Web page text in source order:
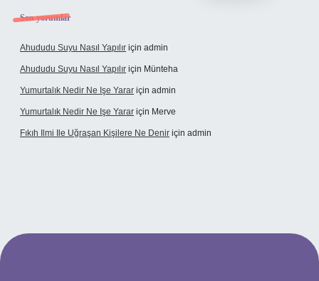
Son yorumlar
Ahududu Suyu Nasıl Yapılır için admin
Ahududu Suyu Nasıl Yapılır için Münteha
Yumurtalık Nedir Ne Işe Yarar için admin
Yumurtalık Nedir Ne Işe Yarar için Merve
Fıkıh Ilmi Ile Uğraşan Kişilere Ne Denir için admin